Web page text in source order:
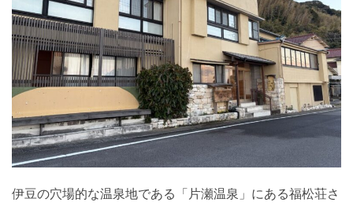
伊豆の穴場的な温泉地である「片瀬温泉」にある福松荘さ